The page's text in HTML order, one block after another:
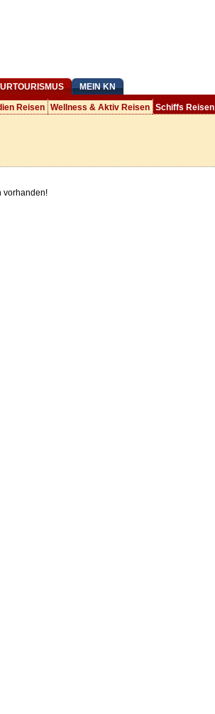
MEIN KN
Reisen Wellness & Aktiv Reisen Schiffs Reisen
vorhanden!